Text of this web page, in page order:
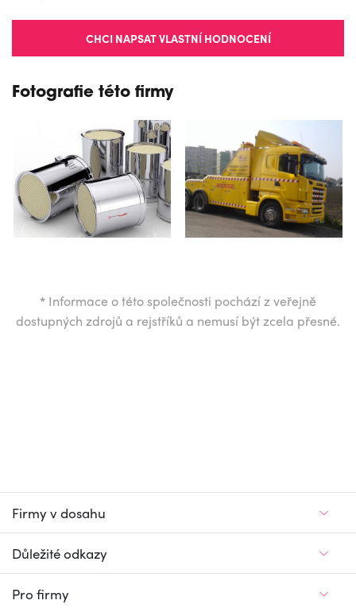
CHCI NAPSAT VLASTNÍ HODNOCENÍ
Fotografie této firmy
* Informace o této společnosti pochází z veřejně
dostupných zdrojů a rejstříků a nemusí být zcela přesné.
Firmy v dosahu
Důležité odkazy
Pro firmy